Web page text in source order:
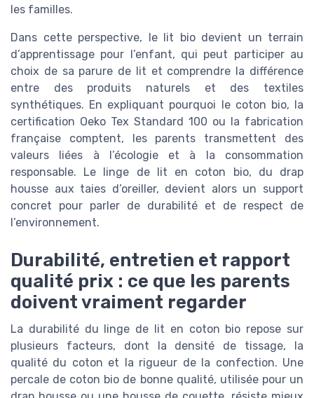
les familles.
Dans cette perspective, le lit bio devient un terrain
d’apprentissage pour l’enfant, qui peut participer au
choix de sa parure de lit et comprendre la différence
entre des produits naturels et des textiles
synthétiques. En expliquant pourquoi le coton bio, la
certification Oeko Tex Standard 100 ou la fabrication
française comptent, les parents transmettent des
valeurs liées à l’écologie et à la consommation
responsable. Le linge de lit en coton bio, du drap
housse aux taies d’oreiller, devient alors un support
concret pour parler de durabilité et de respect de
l’environnement.
Durabilité, entretien et rapport
qualité prix : ce que les parents
doivent vraiment regarder
La durabilité du linge de lit en coton bio repose sur
plusieurs facteurs, dont la densité de tissage, la
qualité du coton et la rigueur de la confection. Une
percale de coton bio de bonne qualité, utilisée pour un